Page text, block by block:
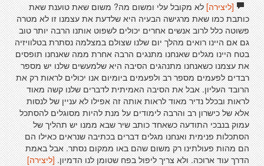
[ליצירה]לא מקובל עלי ומשום מה? משום שאת טוענת שאת
כותבת כמו שאת מרגישה הבעיה היא שלדעת את עצמנו זו לא מטרה
פשוטה כלל לרוב אנשים אחרים יכולים לשפוט אותנו הרבה יותר טוב
גם אם היינו רואים מהלך יום שלנו שצולם במצלמה נסתרת בטלוויזיה
בטח היינו מגלים שאנחנו מתנגים הרבה אחרת ממה שאנחנו תופסים
את עצמנו כשאנחנו מתנהגים הסיבה היא שלמעשים שלנו יש מספר
רבדים לפעמים מספר רב ולפעמים ביומיום אנו יכולים לראות רק את
הרובד העליון. אבל את הסיבה האמיתית לדברים שלנו קשה מאוד
לראות ובכלל נדיר מאוד לראות אותה זה אפילו לא עניין של לנסות
אלא של כישרון רב והרבה לימודים על מנת להיות מסוגלים להסתכל
עמוק בנבכי התודעה כשאחד כותב שיר שבא ממנו יש תהליך של
הסתכלות פנימית ואנחנו מגלים דברים בכתיבה שנראים כאילו הם
הם מהות פעולתינו רק משום שהם באו ממקום נסתר. אבל באמת
הדרך עוד ארוכה. ולא צריך ליפול בפח שטומן לנו הדמיון.[ליצירה]